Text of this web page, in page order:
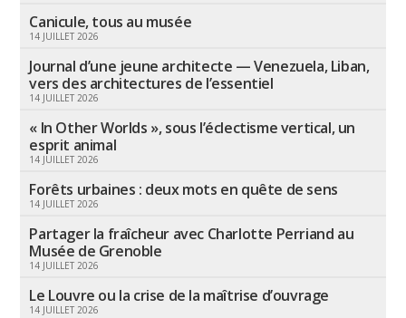
Canicule, tous au musée
14 JUILLET 2026
Journal d’une jeune architecte — Venezuela, Liban,
vers des architectures de l’essentiel
14 JUILLET 2026
« In Other Worlds », sous l’éclectisme vertical, un
esprit animal
14 JUILLET 2026
Forêts urbaines : deux mots en quête de sens
14 JUILLET 2026
Partager la fraîcheur avec Charlotte Perriand au
Musée de Grenoble
14 JUILLET 2026
Le Louvre ou la crise de la maîtrise d’ouvrage
14 JUILLET 2026